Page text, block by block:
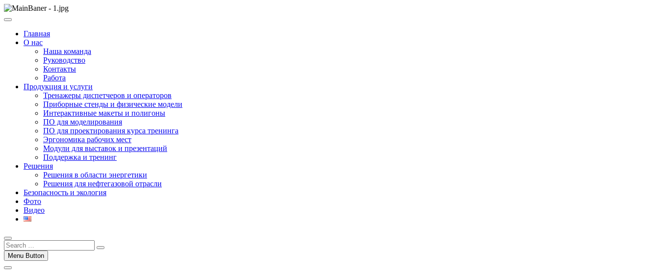
Skip
to
ООО НПП "АТП"
ООО НПП "АТП" – разработка тренажерных комплексов
Главная
О нас
Наша команда
Руководство
Контакты
Работа
Продукция и услуги
Тренажеры диспетчеров и операторов
Приборные стенды и физические модели
Интерактивные макеты и полигоны
ПО для моделирования
ПО для проектирования курса тренинга
Эргономика рабочих мест
Модули для выставок и презентаций
Поддержка и тренинг
Решения
Решения в области энергетики
Решения для нефтегазовой отрасли
Безопасность и экология
Фото
Видео
Menu Button